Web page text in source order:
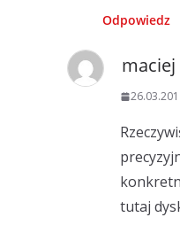
Odpowiedz
maciej
tutaj